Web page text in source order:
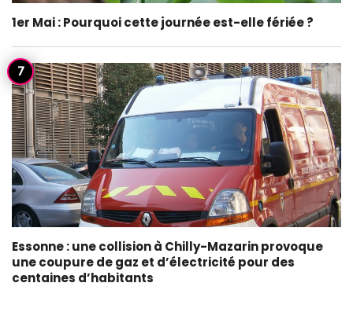
1er Mai : Pourquoi cette journée est-elle fériée ?
Essonne : une collision à Chilly-Mazarin provoque
une coupure de gaz et d’électricité pour des
centaines d’habitants